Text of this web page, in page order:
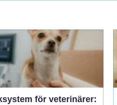
för veterinärer: